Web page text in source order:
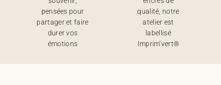
pensées pour
partager et faire
durer vos
émotions
qualité, notre
atelier est
labellisé
Imprim’vert®